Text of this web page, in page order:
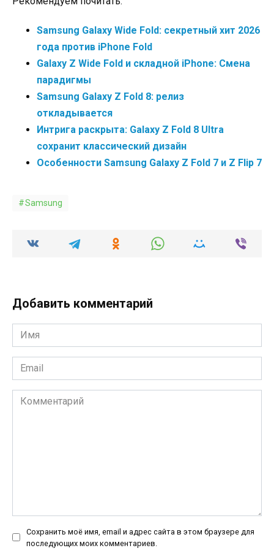
Samsung Galaxy Wide Fold: секретный хит 2026
года против iPhone Fold
Galaxy Z Wide Fold и складной iPhone: Смена
парадигмы
Samsung Galaxy Z Fold 8: релиз
откладывается
Интрига раскрыта: Galaxy Z Fold 8 Ultra
сохранит классический дизайн
Особенности Samsung Galaxy Z Fold 7 и Z Flip 7
Samsung
Добавить комментарий
Имя
*
Email
*
Комментарий
Сохранить моё имя, email и адрес сайта в этом браузере для
последующих моих комментариев.